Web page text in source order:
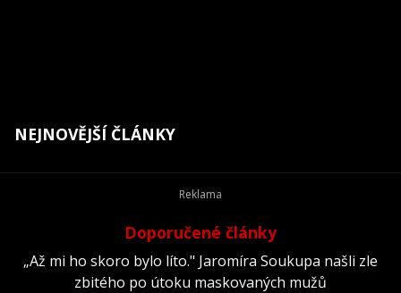
NEJNOVĚJŠÍ ČLÁNKY
Doporučené články
„Až mi ho skoro bylo líto." Jaromíra Soukupa našli zle
zbitého po útoku maskovaných mužů